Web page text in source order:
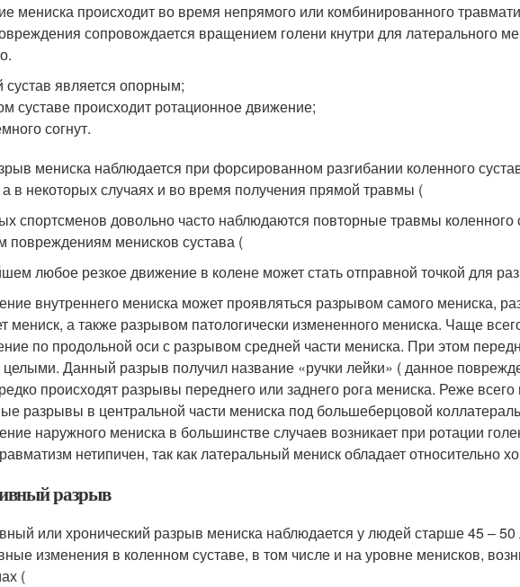
мениска происходит во время непрямого или комбинированного
сопровождается вращением голени кнутри для латерального
сустав является опорным;
суставе происходит ротационное движение;
согнут.
мениска наблюдается при форсированном разгибании коленного
в некоторых случаях и во время получения прямой травмы (
спортсменов довольно часто наблюдаются повторные травмы коленного
повреждениям менисков сустава (
любое резкое движение в колене может стать отправной точкой для
внутреннего мениска может проявляться разрывом самого мениска,
мениск, а также разрывом патологически измененного мениска. Чаще
по продольной оси с разрывом средней части мениска. При этом
целыми. Данный разрыв получил название «ручки лейки» ( данное
происходят разрывы переднего или заднего рога мениска. Реже
разрывы в центральной части мениска под большеберцовой
наружного мениска в большинстве случаев возникает при ротации
нетипичен, так как латеральный мениск обладает относительно
разрыв
или хронический разрыв мениска наблюдается у людей старше 45 – 50
изменения в коленном суставе, в том числе и на уровне менисков,
(